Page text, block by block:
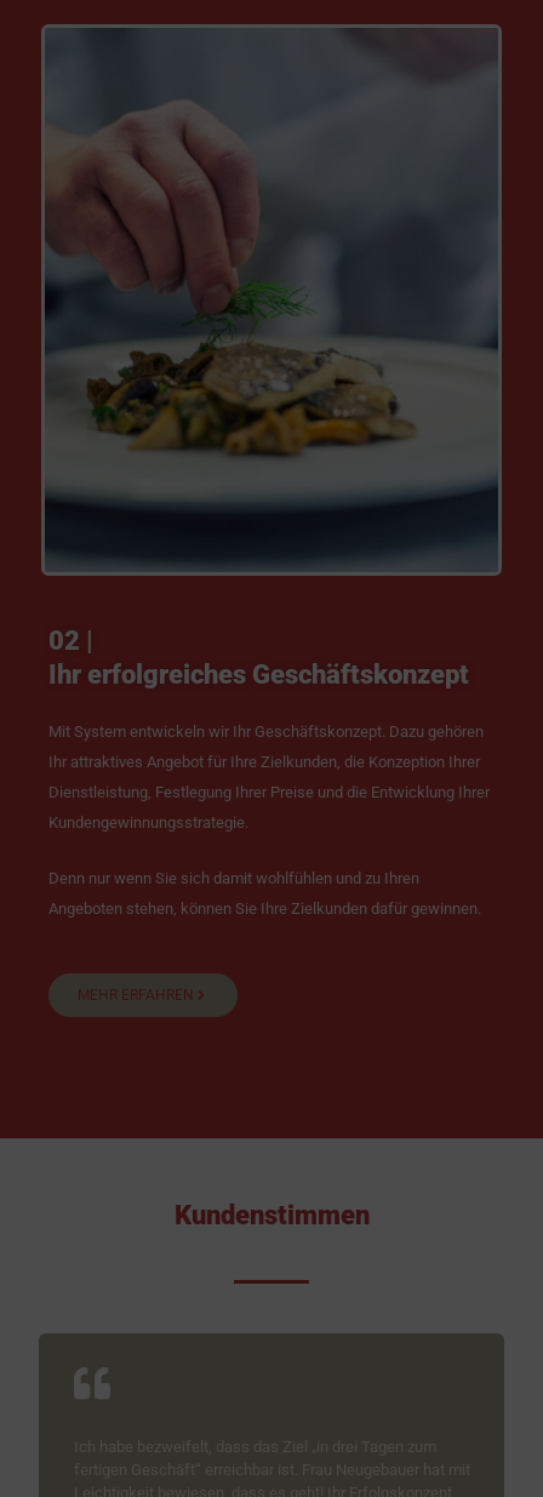
02 |
Ihr erfolgreiches Geschäftskonzept
Mit System entwickeln wir Ihr Geschäftskonzept. Dazu gehören
Ihr attraktives Angebot für Ihre Zielkunden, die Konzeption Ihrer
Dienstleistung, Festlegung Ihrer Preise und die Entwicklung Ihrer
Kundengewinnungsstrategie.
Denn nur wenn Sie sich damit wohlfühlen und zu Ihren
Angeboten stehen, können Sie Ihre Zielkunden dafür gewinnen.
MEHR ERFAHREN
Kundenstimmen
Ich habe bezweifelt, dass das Ziel „in drei Tagen zum
fertigen Geschäft“ erreichbar ist. Frau Neugebauer hat mit
Leichtigkeit bewiesen, dass es geht! Ihr Erfolgskonzept